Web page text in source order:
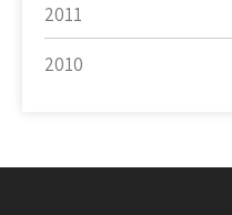
2011
2010